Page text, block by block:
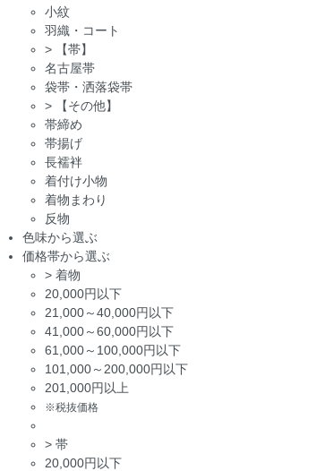
小紋
羽織・コート
>
【帯】
名古屋帯
袋帯・洒落袋帯
>
【その他】
帯締め
帯揚げ
長襦袢
着付け小物
着物まわり
反物
色味から選ぶ
価格帯から選ぶ
> 着物
20,000円以下
21,000～40,000円以下
41,000～60,000円以下
61,000～100,000円以下
101,000～200,000円以下
201,000円以上
※税抜価格
> 帯
20,000円以下